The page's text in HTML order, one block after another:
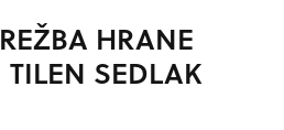
HRANE
SEDLAK